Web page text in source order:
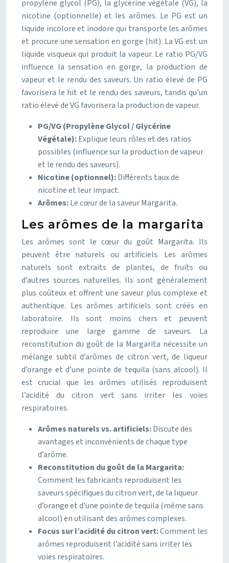
propylène glycol (PG), la glycérine végétale (VG), la
nicotine (optionnelle) et les arômes. Le PG est un
liquide incolore et inodore qui transporte les arômes
et procure une sensation en gorge (hit). La VG est un
liquide visqueux qui produit la vapeur. Le ratio PG/VG
influence la sensation en gorge, la production de
vapeur et le rendu des saveurs. Un ratio élevé de PG
favorisera le hit et le rendu des saveurs, tandis qu’un
ratio élevé de VG favorisera la production de vapeur.
PG/VG (Propylène Glycol / Glycérine
Végétale):Explique leurs rôles et des ratios
possibles (influence sur la production de vapeur
et le rendu des saveurs).
Nicotine (optionnel):Différents taux de
nicotine et leur impact.
Arômes:Le cœur de la saveur Margarita.
Les arômes de la margarita
Les arômes sont le cœur du goût Margarita. Ils
peuvent être naturels ou artificiels. Les arômes
naturels sont extraits de plantes, de fruits ou
d’autres sources naturelles. Ils sont généralement
plus coûteux et offrent une saveur plus complexe et
authentique. Les arômes artificiels sont créés en
laboratoire. Ils sont moins chers et peuvent
reproduire une large gamme de saveurs. La
reconstitution du goût de la Margarita nécessite un
mélange subtil d’arômes de citron vert, de liqueur
d’orange et d’une pointe de tequila (sans alcool). Il
est crucial que les arômes utilisés reproduisent
l’acidité du citron vert sans irriter les voies
respiratoires.
Arômes naturels vs. artificiels:Discute des
avantages et inconvénients de chaque type
d’arôme.
Reconstitution du goût de la Margarita:
Comment les fabricants reproduisent les
saveurs spécifiques du citron vert, de la liqueur
d’orange et d’une pointe de tequila (même sans
alcool) en utilisant des arômes complexes.
Focus sur l’acidité du citron vert:Comment les
arômes reproduisent l’acidité sans irriter les
voies respiratoires.